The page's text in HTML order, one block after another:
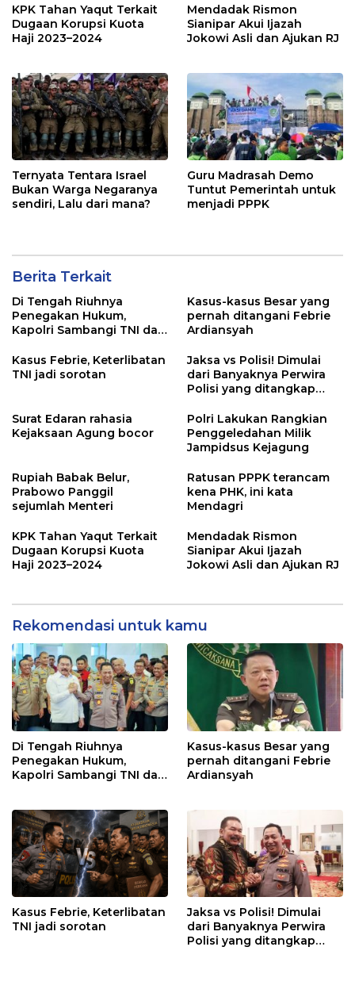
KPK Tahan Yaqut Terkait
Dugaan Korupsi Kuota
Haji 2023–2024
Mendadak Rismon
Sianipar Akui Ijazah
Jokowi Asli dan Ajukan RJ
Ternyata Tentara Israel
Bukan Warga Negaranya
sendiri, Lalu dari mana?
Guru Madrasah Demo
Tuntut Pemerintah untuk
menjadi PPPK
Berita Terkait
Di Tengah Riuhnya
Penegakan Hukum,
Kapolri Sambangi TNI dan
Kasus-kasus Besar yang
pernah ditangani Febrie
Ardiansyah
Kasus Febrie, Keterlibatan
TNI jadi sorotan
Jaksa vs Polisi! Dimulai
dari Banyaknya Perwira
Polisi yang ditangkap
MBG?
Surat Edaran rahasia
Kejaksaan Agung bocor
Polri Lakukan Rangkian
Penggeledahan Milik
Jampidsus Kejagung
Rupiah Babak Belur,
Prabowo Panggil
sejumlah Menteri
Ratusan PPPK terancam
kena PHK, ini kata
Mendagri
KPK Tahan Yaqut Terkait
Dugaan Korupsi Kuota
Haji 2023–2024
Mendadak Rismon
Sianipar Akui Ijazah
Jokowi Asli dan Ajukan RJ
Rekomendasi untuk kamu
Di Tengah Riuhnya
Penegakan Hukum,
Kapolri Sambangi TNI dan
Kasus-kasus Besar yang
pernah ditangani Febrie
Ardiansyah
Kasus Febrie, Keterlibatan
TNI jadi sorotan
Jaksa vs Polisi! Dimulai
dari Banyaknya Perwira
Polisi yang ditangkap